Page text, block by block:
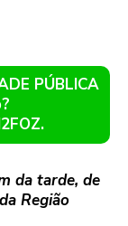
PÚBLICA
da tarde, de
Região